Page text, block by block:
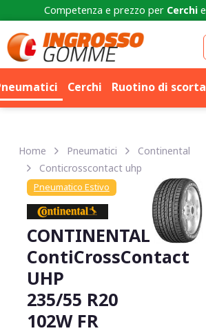
Competenza e prezzo per Cerchie
Cerchi Ruotino di scorta
Home Pneumatici
Continental
Conticrosscontact uhp
Pneumatico Estivo
CONTINENTAL
ContiCrossContact
UHP
235/55 R20
102W FR